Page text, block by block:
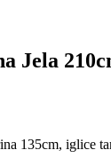
Jela
135cm, iglice